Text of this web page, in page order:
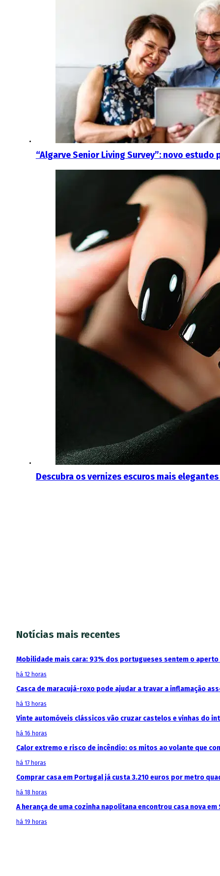
“Algarve Senior Living Survey”: novo
Descubra os vernizes escuros mais
Notícias mais recentes
Mobilidade mais cara: 93% dos portugueses sentem o
há 12 horas
Casca de maracujá-roxo pode ajudar a travar a inflamação
há 13 horas
Vinte automóveis clássicos vão cruzar castelos e vinhas do
há 16 horas
Calor extremo e risco de incêndio: os mitos ao volante que
há 17 horas
Comprar casa em Portugal já custa 3.210 euros por metro
há 18 horas
A herança de uma cozinha napolitana encontrou casa nova em
há 19 horas